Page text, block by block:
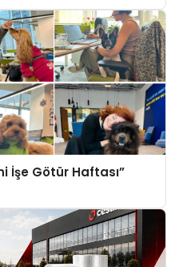
İşe Götür Haftası”